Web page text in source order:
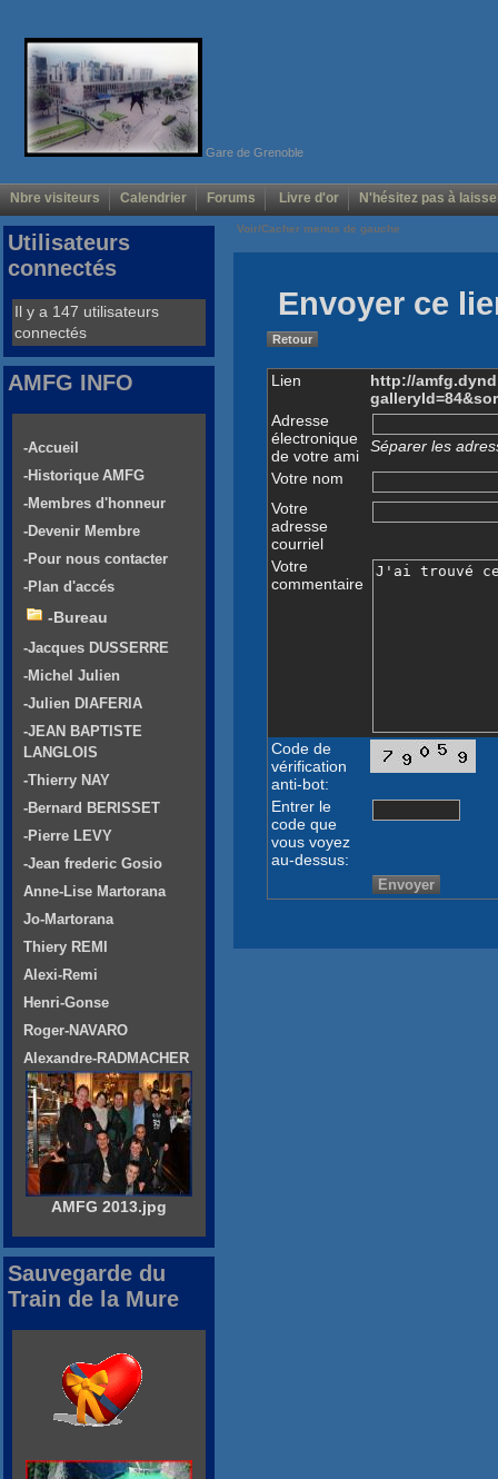
Gare de Grenoble
Nbre visiteurs Calendrier Forums Livre d'or N'hésitez pas à
Voir/Cacher menus de gauche
Envoyer ce
Retour
Lien
http://
Adresse
électronique
de votre ami
Séparer les
Votre nom
Votre
adresse
courriel
Votre
commentaire
Code de
vérification
anti-bot:
Entrer le
code que
vous voyez
au-dessus:
Utilisateurs
connectés
Il y a 147 utilisateurs
connectés
AMFG INFO
-Accueil
-Historique AMFG
-Membres d'honneur
-Devenir Membre
-Pour nous contacter
-Plan d'accés
-Bureau
-Jacques DUSSERRE
-Michel Julien
-Julien DIAFERIA
-JEAN BAPTISTE
LANGLOIS
-Thierry NAY
-Bernard BERISSET
-Pierre LEVY
-Jean frederic Gosio
Anne-Lise Martorana
Jo-Martorana
Thiery REMI
Alexi-Remi
Henri-Gonse
Roger-NAVARO
Alexandre-RADMACHER
AMFG 2013.jpg
Sauvegarde du
Train de la Mure